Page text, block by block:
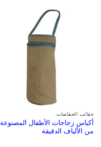
حقائب الحفاضات
أكياس زجاجات الأطفال المصنوعة
من الألياف الدقيقة